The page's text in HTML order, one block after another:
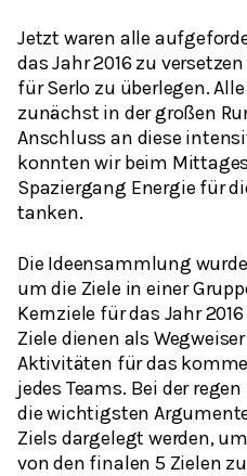
Jetzt waren alle
das Jahr 2016 zu
für Serlo zu überlegen.
zunächst in der großen
Anschluss an diese
konnten wir beim
Spaziergang Energie für
tanken.
Die Ideensammlung
um die Ziele in einer
Kernziele für das Jahr
Ziele dienen als
Aktivitäten für das
jedes Teams. Bei der
die wichtigsten
Ziels dargelegt werden,
von den finalen 5 Zielen